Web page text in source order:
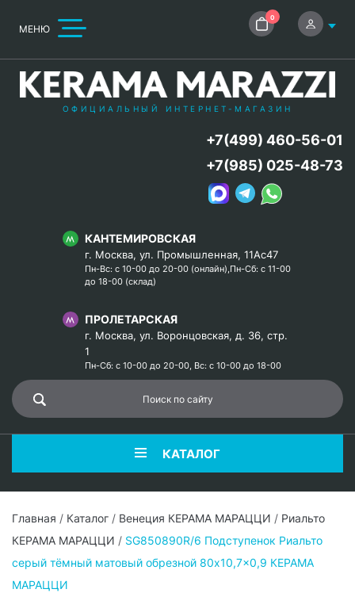
МЕНЮ
0
ОФИЦИАЛЬНЫЙ ИНТЕРНЕТ-МАГАЗИН
КАНТЕМИРОВСКАЯ
г. Москва, ул. Промышленная, 11Ас47
Пн-Вс: с 10-00 до 20-00 (онлайн),Пн-Сб: с 11-00
до 18-00 (склад)
ПРОЛЕТАРСКАЯ
г. Москва, ул. Воронцовская, д. 36, стр.
1
Пн-Сб: с 10-00 до 20-00, Вс: с 10-00 до 18-00
+7(499) 460-56-01
+7(985) 025-48-73
КАТАЛОГ
Главная / Каталог / Венеция КЕРАМА МАРАЦЦИ / Риальто
КЕРАМА МАРАЦЦИ / SG850890R/6 Подступенок Риальто
серый тёмный матовый обрезной 80x10,7x0,9 КЕРАМА
МАРАЦЦИ